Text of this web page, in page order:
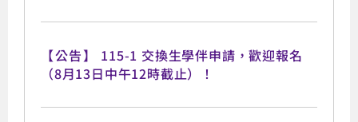
【公告】
115-1 交換生學伴申請，歡迎報名
（8月13日中午12時截止）！